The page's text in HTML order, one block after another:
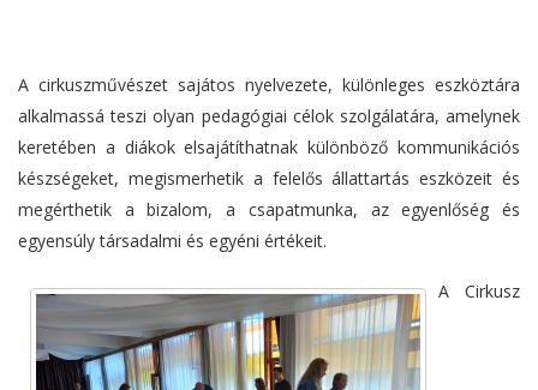
A cirkuszművészet sajátos nyelvezete, különleges eszköztára
alkalmassá teszi olyan pedagógiai célok szolgálatára, amelynek
keretében a diákok elsajátíthatnak különböző kommunikációs
készségeket, megismerhetik a felelős állattartás eszközeit és
megérthetik a bizalom, a csapatmunka, az egyenlőség és
egyensúly társadalmi és egyéni értékeit.
A Cirkusz